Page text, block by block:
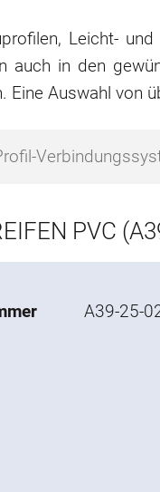
Leicht-
in den
Auswahl von
PVC
A39-25-